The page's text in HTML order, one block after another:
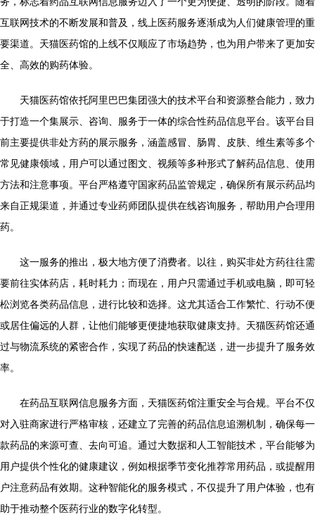
互联网技术的不断发展和普及，线上医药服务逐渐成为人们健康管理的重
要渠道。天猫医药馆的上线不仅顺应了市场趋势，也为用户带来了更加安
全、高效的购药体验。
天猫医药馆依托阿里巴巴集团强大的技术平台和资源整合能力，致力
于打造一个集展示、咨询、服务于一体的综合性药品信息平台。该平台目
前主要提供非处方药的展示服务，涵盖感冒、肠胃、皮肤、维生素等多个
常见健康领域，用户可以通过图文、视频等多种形式了解药品信息、使用
方法和注意事项。平台严格遵守国家药品监管规定，确保所有展示药品均
来自正规渠道，并通过专业药师团队提供在线咨询服务，帮助用户合理用
药。
这一服务的推出，极大地方便了消费者。以往，购买非处方药往往需
要前往实体药店，耗时耗力；而现在，用户只需通过手机或电脑，即可轻
松浏览各类药品信息，进行比较和选择。这尤其适合工作繁忙、行动不便
或居住偏远的人群，让他们能够更便捷地获取健康支持。天猫医药馆还通
过与物流系统的紧密合作，实现了药品的快速配送，进一步提升了服务效
率。
在药品互联网信息服务方面，天猫医药馆注重安全与合规。平台不仅
对入驻商家进行严格审核，还建立了完善的药品信息追溯机制，确保每一
款药品的来源可查、去向可追。通过大数据和人工智能技术，平台能够为
用户提供个性化的健康建议，例如根据季节变化推荐常用药品，或提醒用
户注意药品有效期。这种智能化的服务模式，不仅提升了用户体验，也有
助于推动整个医药行业的数字化转型。